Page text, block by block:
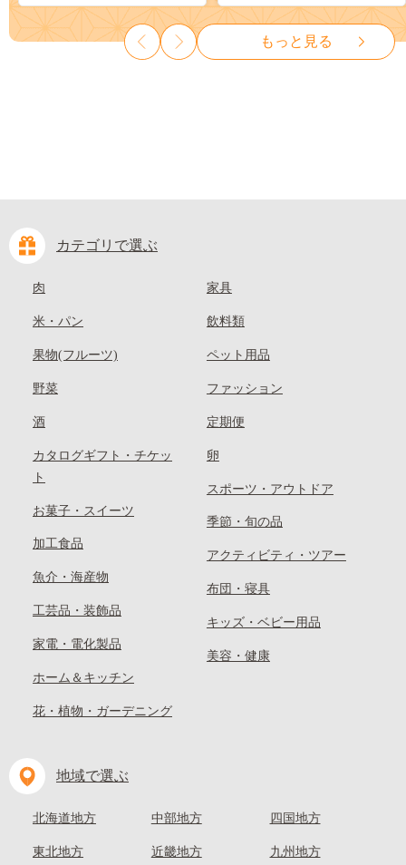
ット ぶどう ブドウ 葡萄 大粒
種なし 先行予約 富士川町
10000円 一万円 9000円 九千円
も 先行予約 送料無料 果物 岡
山県 笠岡市 清水白桃 白鳳 白
麗 クール便---
kasaoka_zsy_419_100---
もっと見る
カテゴリで選ぶ
肉
米・パン
果物(フルーツ)
野菜
酒
カタログギフト・チケッ
ト
お菓子・スイーツ
加工食品
魚介・海産物
工芸品・装飾品
家電・電化製品
ホーム＆キッチン
花・植物・ガーデニング
家具
飲料類
ペット用品
ファッション
定期便
卵
スポーツ・アウトドア
季節・旬の品
アクティビティ・ツアー
布団・寝具
キッズ・ベビー用品
美容・健康
地域で選ぶ
北海道地方
東北地方
中部地方
近畿地方
四国地方
九州地方